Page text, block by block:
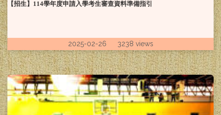
【招生】114學年度申請入學考生審查資料準備指引
2025-02-26 3238 views